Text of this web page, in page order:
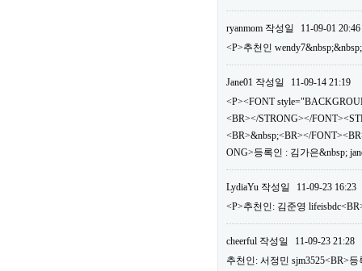
ryanmom 작성일
11-09-01 20:46
<P>추천인
Jane01 작성일
11-09-14 21:19
<P><FONT
<BR></STRONG></
<BR>&nbsp;<BR></
ONG>등록인 : 김가은&nbsp;
LydiaYu 작성일
11-09-23 16:23
<P>추천인: 김준영
cheerful 작성일
11-09-23 21:28
추천인: 서정민 sjm3525<BR>등